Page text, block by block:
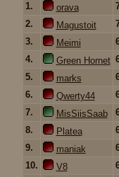
1.
orava
2.
Magustoit
3.
Meimi
4.
Green Hornet
5.
marks
6.
Qwerty44
7.
MisSiisSaab
8.
Platea
9.
maniak
10.
V8